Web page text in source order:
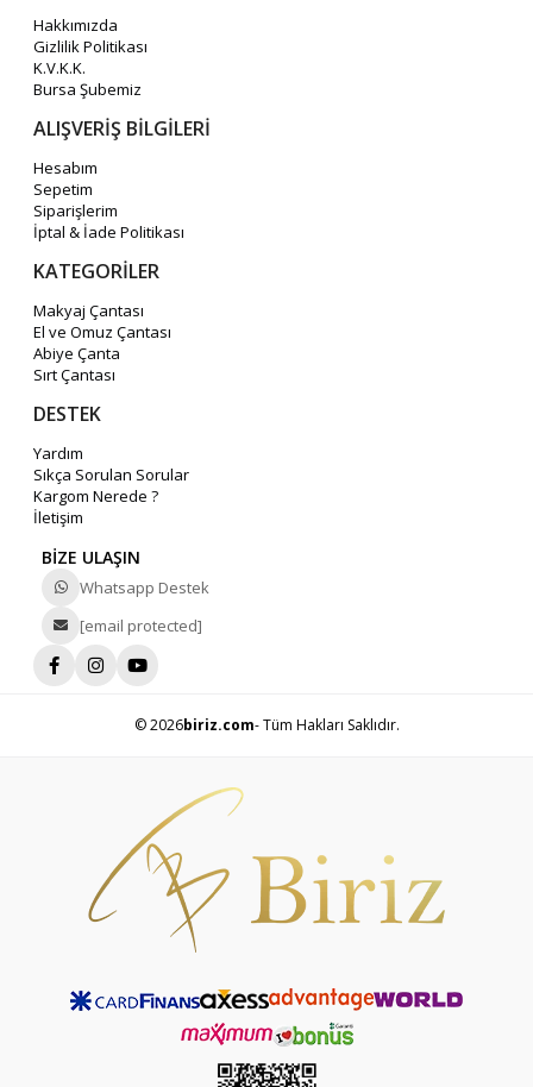
Hakkımızda
Gizlilik Politikası
K.V.K.K.
Bursa Şubemiz
ALIŞVERİŞ BİLGİLERİ
Hesabım
Sepetim
Siparişlerim
İptal & İade Politikası
KATEGORİLER
Makyaj Çantası
El ve Omuz Çantası
Abiye Çanta
Sırt Çantası
DESTEK
Yardım
Sıkça Sorulan Sorular
Kargom Nerede ?
İletişim
BİZE ULAŞIN
Whatsapp Destek
[email protected]
© 2026biriz.com- Tüm Hakları Saklıdır.